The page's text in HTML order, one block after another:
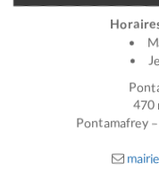
470
Pontamafrey